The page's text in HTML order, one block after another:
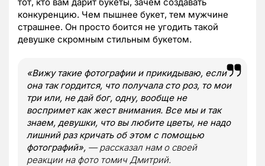
конкуренцию. Чем пышнее букет, тем мужчине
страшнее. Он просто боится не угодить такой
девушке скромным стильным букетом.
«Вижу такие фотографии и прикидываю, если
она так гордится, что получала сто роз, то мои
три или, не дай бог, одну, вообще не
воспримет как жест внимания. Все мы и так
знаем, девушки, что вы любите цветы, не надо
лишний раз кричать об этом с помощью
фотографий», — рассказал нам о своей
реакции на фото томич Дмитрий.